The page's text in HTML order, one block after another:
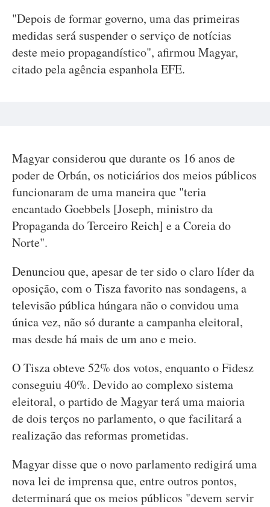
"Depois de formar governo, uma das primeiras
medidas será suspender o serviço de notícias
deste meio propagandístico", afirmou Magyar,
citado pela agência espanhola EFE.
Magyar considerou que durante os 16 anos de
poder de Orbán, os noticiários dos meios públicos
funcionaram de uma maneira que "teria
encantado Goebbels [Joseph, ministro da
Propaganda do Terceiro Reich] e a Coreia do
Norte".
Denunciou que, apesar de ter sido o claro líder da
oposição, com o Tisza favorito nas sondagens, a
televisão pública húngara não o convidou uma
única vez, não só durante a campanha eleitoral,
mas desde há mais de um ano e meio.
O Tisza obteve 52% dos votos, enquanto o Fidesz
conseguiu 40%. Devido ao complexo sistema
eleitoral, o partido de Magyar terá uma maioria
de dois terços no parlamento, o que facilitará a
realização das reformas prometidas.
Magyar disse que o novo parlamento redigirá uma
nova lei de imprensa que, entre outros pontos,
determinará que os meios públicos "devem servir